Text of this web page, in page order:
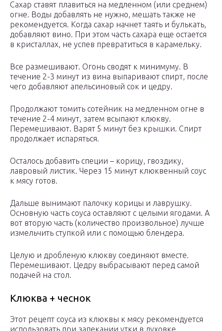
Сахар ставят плавиться на медленном (или среднем)
огне. Воды добавлять не нужно, мешать также не
рекомендуется. Когда сахар начнет таять и булькать,
добавляют вино. При этом часть сахара еще остается
в кристаллах, не успев превратиться в карамельку.
Все размешивают. Огонь сводят к минимуму. В
течение 2-3 минут из вина выпаривают спирт, после
чего добавляют апельсиновый сок и цедру.
Продолжают томить сотейник на медленном огне в
течение 2-4 минут, затем всыпают клюкву.
Перемешивают. Варят 5 минут без крышки. Спирт
продолжает испаряться.
Осталось добавить специи – корицу, гвоздику,
лавровый листик. Через 15 минут клюквенный соус
к мясу готов.
Дальше вынимают палочку корицы и лаврушку.
Основную часть соуса оставляют с целыми ягодами. А
вот вторую часть (количество произвольное) лучше
измельчить ступкой или с помощью блендера.
Целую и дробленую клюкву соединяют вместе.
Перемешивают. Цедру выбрасывают перед самой
подачей на стол.
Клюква + чеснок
Этот рецепт соуса из клюквы к мясу рекомендуется
использовать при запекании утки в духовке.